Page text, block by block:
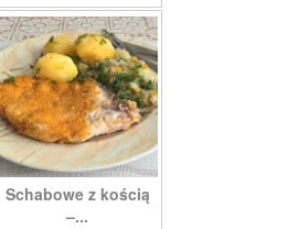
Schabowe z kością
–...